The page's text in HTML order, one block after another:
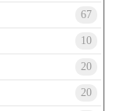
67
10
20
20